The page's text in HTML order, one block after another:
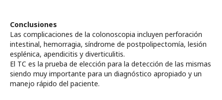
Conclusiones
Las complicaciones de la colonoscopia incluyen perforación
intestinal, hemorragia, síndrome de postpolipectomía, lesión
esplénica, apendicitis y diverticulitis.
El TC es la prueba de elección para la detección de las mismas
siendo muy importante para un diagnóstico apropiado y un
manejo rápido del paciente.